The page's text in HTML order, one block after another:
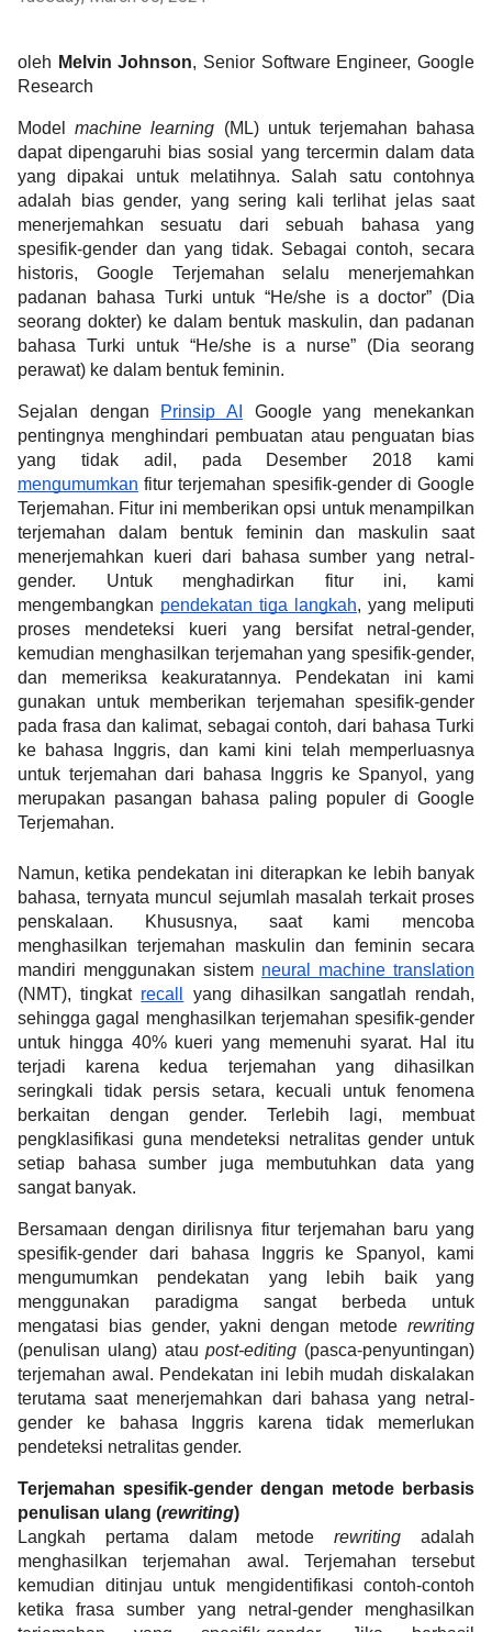
oleh Melvin Johnson, Senior Software Engineer, Google
Research
Model machine learning (ML) untuk terjemahan bahasa
dapat dipengaruhi bias sosial yang tercermin dalam data
yang dipakai untuk melatihnya. Salah satu contohnya
adalah bias gender, yang sering kali terlihat jelas saat
menerjemahkan sesuatu dari sebuah bahasa yang
spesifik-gender dan yang tidak. Sebagai contoh, secara
historis, Google Terjemahan selalu menerjemahkan
padanan bahasa Turki untuk “He/she is a doctor” (Dia
seorang dokter) ke dalam bentuk maskulin, dan padanan
bahasa Turki untuk “He/she is a nurse” (Dia seorang
perawat) ke dalam bentuk feminin.
Sejalan dengan Prinsip AI
Google yang menekankan
pentingnya menghindari pembuatan atau penguatan bias
mengumumkan fitur terjemahan spesifik-gender di Google
Terjemahan. Fitur ini memberikan opsi untuk menampilkan
terjemahan dalam bentuk feminin dan maskulin saat
menerjemahkan kueri dari bahasa sumber yang netral-
gender. Untuk menghadirkan fitur ini, kami
mengembangkan pendekatan tiga langkah, yang meliputi
proses mendeteksi kueri yang bersifat netral-gender,
kemudian menghasilkan terjemahan yang spesifik-gender,
dan memeriksa keakuratannya. Pendekatan ini kami
gunakan untuk memberikan terjemahan spesifik-gender
pada frasa dan kalimat, sebagai contoh, dari bahasa Turki
ke bahasa Inggris, dan kami kini telah memperluasnya
untuk terjemahan dari bahasa Inggris ke Spanyol, yang
merupakan pasangan bahasa paling populer di Google
Terjemahan.
Namun, ketika pendekatan ini diterapkan ke lebih banyak
bahasa, ternyata muncul sejumlah masalah terkait proses
penskalaan. Khususnya, saat kami mencoba
menghasilkan terjemahan maskulin dan feminin secara
mandiri menggunakan sistem neural machine translation
(NMT), tingkat recall
yang dihasilkan sangatlah rendah,
sehingga gagal menghasilkan terjemahan spesifik-gender
untuk hingga 40% kueri yang memenuhi syarat. Hal itu
terjadi karena kedua terjemahan yang dihasilkan
seringkali tidak persis setara, kecuali untuk fenomena
berkaitan dengan gender. Terlebih lagi, membuat
pengklasifikasi guna mendeteksi netralitas gender untuk
setiap bahasa sumber juga membutuhkan data yang
sangat banyak.
Bersamaan dengan dirilisnya fitur terjemahan baru yang
spesifik-gender dari bahasa Inggris ke Spanyol, kami
mengumumkan pendekatan yang lebih baik yang
menggunakan paradigma sangat berbeda untuk
mengatasi bias gender, yakni dengan metode
(penulisan ulang) atau post-editing (pasca-penyuntingan)
terjemahan awal. Pendekatan ini lebih mudah diskalakan
terutama saat menerjemahkan dari bahasa yang netral-
gender ke bahasa Inggris karena tidak memerlukan
pendeteksi netralitas gender.
Terjemahan spesifik-gender dengan metode berbasis
penulisan ulang (rewriting)
Langkah pertama dalam metode rewriting adalah
menghasilkan terjemahan awal. Terjemahan tersebut
kemudian ditinjau untuk mengidentifikasi contoh-contoh
ketika frasa sumber yang netral-gender menghasilkan